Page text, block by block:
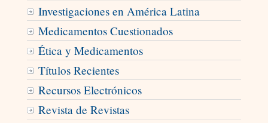
Investigaciones en América Latina
Medicamentos Cuestionados
Ética y Medicamentos
Títulos Recientes
Recursos Electrónicos
Revista de Revistas